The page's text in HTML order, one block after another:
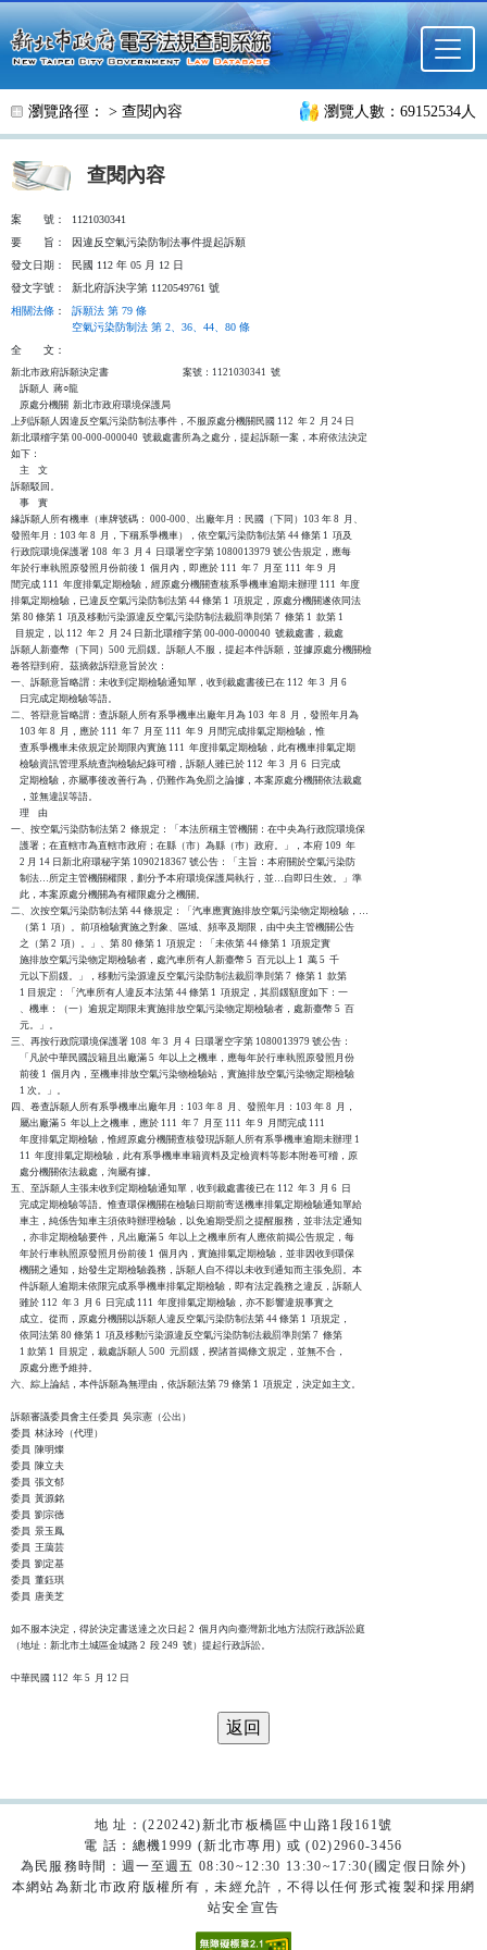
跳至主要內容
瀏覽路徑： > 查閱內容 瀏覽人數：69152534人
查閱內容
案 號：
1121030341
要
旨：
因違反空氣污染防制法事件提起訴願
發文日期：
民國 112 年 05 月 12 日
發文字號：
新北府訴決字第 1120549761 號
相關法條 ：
訴願法 第 79 條
空氣污染防制法 第 2、36、44、80 條
全
文：
新北市政府訴願決定書                                  案號：1121030341  號
    訴願人  蔣○龍
    原處分機關  新北市政府環境保護局
上列訴願人因違反空氣污染防制法事件，不服原處分機關民國 112  年 2  月 24 日
新北環稽字第 00-000-000040  號裁處書所為之處分，提起訴願一案，本府依法決定
如下：
    主    文
訴願駁回。
    事    實
緣訴願人所有機車（車牌號碼： 000-000、出廠年月：民國（下同）103 年 8  月、
發照年月：103 年 8  月，下稱系爭機車），依空氣污染防制法第 44 條第 1  項及
行政院環境保護署 108  年 3  月 4  日環署空字第 1080013979 號公告規定，應每
年於行車執照原發照月份前後 1  個月內，即應於 111  年 7  月至 111  年 9  月
間完成 111  年度排氣定期檢驗，經原處分機關查核系爭機車逾期未辦理 111  年度
排氣定期檢驗，已違反空氣污染防制法第 44 條第 1  項規定，原處分機關遂依同法
第 80 條第 1  項及移動污染源違反空氣污染防制法裁罰準則第 7  條第 1  款第 1
  目規定，以 112  年 2  月 24 日新北環稽字第 00-000-000040  號裁處書，裁處
訴願人新臺幣（下同）500 元罰鍰。訴願人不服，提起本件訴願，並據原處分機關檢
卷答辯到府。茲摘敘訴辯意旨於次：
一、訴願意旨略謂：未收到定期檢驗通知單，收到裁處書後已在 112  年 3  月 6
    日完成定期檢驗等語。
二、答辯意旨略謂：查訴願人所有系爭機車出廠年月為 103  年 8  月，發照年月為
    103 年 8  月，應於 111  年 7  月至 111  年 9  月間完成排氣定期檢驗，惟
    查系爭機車未依規定於期限內實施 111  年度排氣定期檢驗，此有機車排氣定期
    檢驗資訊管理系統查詢檢驗紀錄可稽，訴願人雖已於 112  年 3  月 6  日完成
    定期檢驗，亦屬事後改善行為，仍難作為免罰之論據，本案原處分機關依法裁處
    ，並無違誤等語。
    理    由
一、按空氣污染防制法第 2  條規定：「本法所稱主管機關：在中央為行政院環境保
    護署；在直轄市為直轄市政府；在縣（市）為縣（巿）政府。」，本府 109  年
    2 月 14 日新北府環秘字第 1090218367 號公告：「主旨：本府關於空氣污染防
    制法…所定主管機關權限，劃分予本府環境保護局執行，並…自即日生效。」準
    此，本案原處分機關為有權限處分之機關。
二、次按空氣污染防制法第 44 條規定：「汽車應實施排放空氣污染物定期檢驗，…
    （第 1  項）。前項檢驗實施之對象、區域、頻率及期限，由中央主管機關公告
    之（第 2  項）。」、第 80 條第 1  項規定：「未依第 44 條第 1  項規定實
    施排放空氣污染物定期檢驗者，處汽車所有人新臺幣 5  百元以上 1  萬 5  千
    元以下罰鍰。」，移動污染源違反空氣污染防制法裁罰準則第 7  條第 1  款第
    1 目規定：「汽車所有人違反本法第 44 條第 1  項規定，其罰鍰額度如下：一
    、機車：（一）逾規定期限未實施排放空氣污染物定期檢驗者，處新臺幣 5  百
    元。」。
三、再按行政院環境保護署 108  年 3  月 4  日環署空字第 1080013979 號公告：
    「凡於中華民國設籍且出廠滿 5  年以上之機車，應每年於行車執照原發照月份
    前後 1  個月內，至機車排放空氣污染物檢驗站，實施排放空氣污染物定期檢驗
    1 次。」。
四、卷查訴願人所有系爭機車出廠年月：103 年 8  月、發照年月：103 年 8  月，
    屬出廠滿 5  年以上之機車，應於 111  年 7  月至 111  年 9  月間完成 111
    年度排氣定期檢驗，惟經原處分機關查核發現訴願人所有系爭機車逾期未辦理 1
    11  年度排氣定期檢驗，此有系爭機車車籍資料及定檢資料等影本附卷可稽，原
    處分機關依法裁處，洵屬有據。
五、至訴願人主張未收到定期檢驗通知單，收到裁處書後已在 112  年 3  月 6  日
    完成定期檢驗等語。惟查環保機關在檢驗日期前寄送機車排氣定期檢驗通知單給
    車主，純係告知車主須依時辦理檢驗，以免逾期受罰之提醒服務，並非法定通知
    ，亦非定期檢驗要件，凡出廠滿 5  年以上之機車所有人應依前揭公告規定，每
    年於行車執照原發照月份前後 1  個月內，實施排氣定期檢驗，並非因收到環保
    機關之通知，始發生定期檢驗義務，訴願人自不得以未收到通知而主張免罰。本
    件訴願人逾期未依限完成系爭機車排氣定期檢驗，即有法定義務之違反，訴願人
    雖於 112  年 3  月 6  日完成 111  年度排氣定期檢驗，亦不影響違規事實之
    成立。從而，原處分機關以訴願人違反空氣污染防制法第 44 條第 1  項規定，
    依同法第 80 條第 1  項及移動污染源違反空氣污染防制法裁罰準則第 7  條第
    1 款第 1  目規定，裁處訴願人 500  元罰鍰，揆諸首揭條文規定，並無不合，
    原處分應予維持。
六、綜上論結，本件訴願為無理由，依訴願法第 79 條第 1  項規定，決定如主文。
訴願審議委員會主任委員  吳宗憲（公出）
委員  林泳玲（代理）
委員  陳明燦
委員  陳立夫
委員  張文郁
委員  黃源銘
委員  劉宗德
委員  景玉鳳
委員  王藹芸
委員  劉定基
委員  董鈺琪
委員  唐美芝
如不服本決定，得於決定書送達之次日起 2  個月內向臺灣新北地方法院行政訴訟庭
（地址：新北市土城區金城路 2  段 249  號）提起行政訴訟。
地 址：(220242)新北市板橋區中山路1段161號
電 話：總機1999 (新北市專用) 或 (02)2960-3456
為民服務時間：週一至週五 08:30~12:30 13:30~17:30(國定假日除外)
本網站為新北市政府版權所有，未經允許，不得以任何形式複製和採用網
站安全宣告